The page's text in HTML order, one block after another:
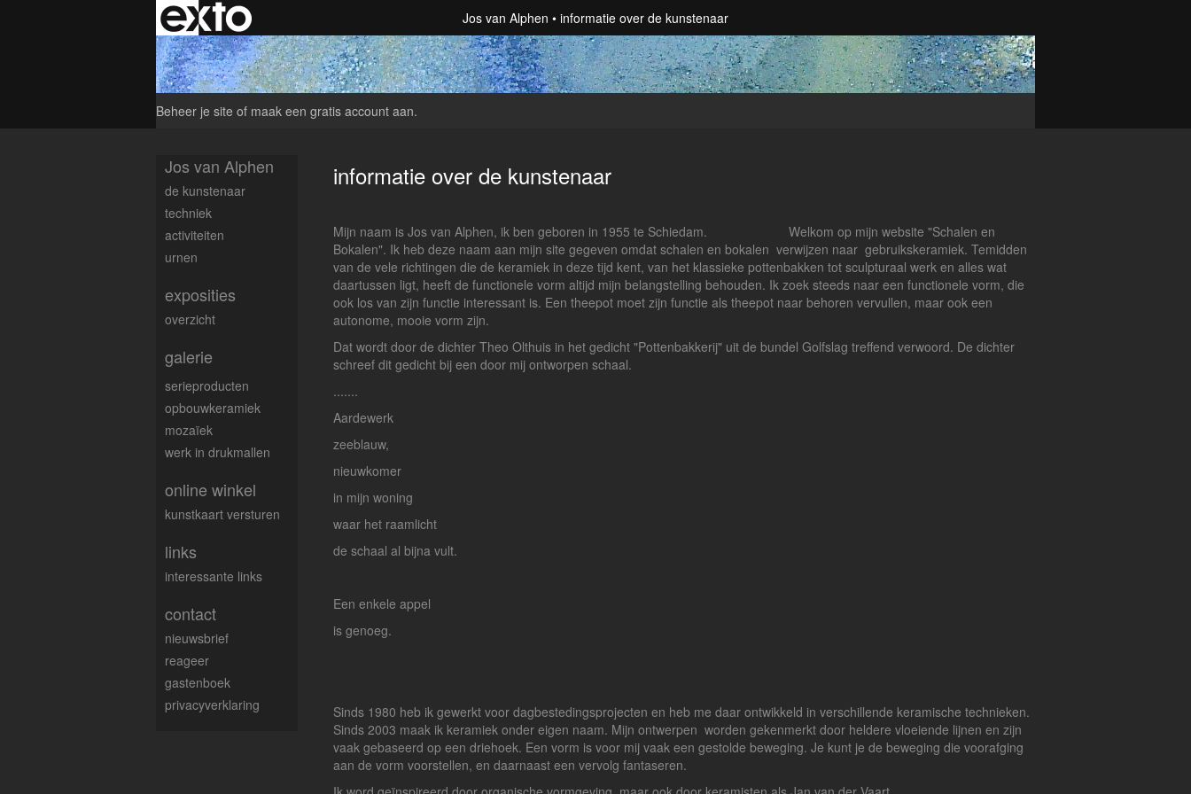
Jos van Alphen informatie over de kunstenaar
Beheer je site of maak een gratis account aan.
informatie over de kunstenaar
Mijn naam is Jos van Alphen, ik ben geboren in 1955 te Schiedam. Welkom op mijn website "Schalen en
Bokalen". Ik heb deze naam aan mijn site gegeven omdat schalen en bokalen verwijzen naar gebruikskeramiek. Temidden
van de vele richtingen die de keramiek in deze tijd kent, van het klassieke pottenbakken tot sculpturaal werk en alles wat
daartussen ligt, heeft de functionele vorm altijd mijn belangstelling behouden. Ik zoek steeds naar een functionele vorm, die
ook los van zijn functie interessant is. Een theepot moet zijn functie als theepot naar behoren vervullen, maar ook een
autonome, mooie vorm zijn.
Dat wordt door de dichter Theo Olthuis in het gedicht "Pottenbakkerij" uit de bundel Golfslag treffend verwoord. De dichter
schreef dit gedicht bij een door mij ontworpen schaal.
.......
Aardewerk
zeeblauw,
nieuwkomer
in mijn woning
waar het raamlicht
de schaal al bijna vult.
Een enkele appel
is genoeg.
Sinds 1980 heb ik gewerkt voor dagbestedingsprojecten en heb me daar ontwikkeld in verschillende keramische technieken.
Sinds 2003 maak ik keramiek onder eigen naam. Mijn ontwerpen worden gekenmerkt door heldere vloeiende lijnen en zijn
vaak gebaseerd op een driehoek. Een vorm is voor mij vaak een gestolde beweging. Je kunt je de beweging die voorafging
aan de vorm voorstellen, en daarnaast een vervolg fantaseren.
Jos van Alphen
de kunstenaar
techniek
activiteiten
urnen
exposities
overzicht
galerie
serieproducten
opbouwkeramiek
mozaïek
werk in drukmallen
online winkel
kunstkaart versturen
links
interessante links
contact
nieuwsbrief
reageer
gastenboek
privacyverklaring